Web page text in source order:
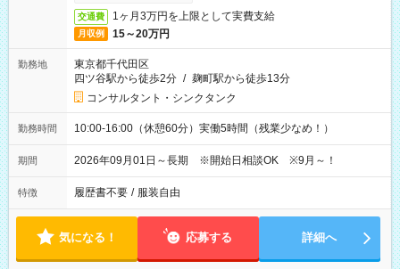
交通費 1ヶ月3万円を上限として実費支給
月収例 15～20万円
勤務地
東京都千代田区
四ツ谷駅から徒歩2分 / 麹町駅から徒歩13分
コンサルタント・シンクタンク
勤務時間 10:00-16:00（休憩60分）実働5時間（残業少なめ！）
期間 2026年09月01日～長期 ※開始日相談OK ※9月～！
特徴 履歴書不要 / 服装自由
気になる！ 応募する 詳細へ